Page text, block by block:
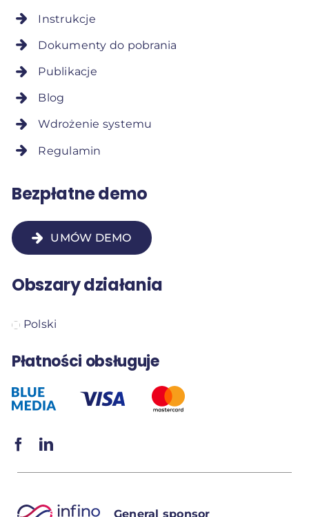
Instrukcje
Dokumenty do pobrania
Publikacje
Blog
Wdrożenie systemu
Regulamin
Bezpłatne demo
UMÓW DEMO
Obszary działania
Polski
Płatności obsługuje
General sponsor